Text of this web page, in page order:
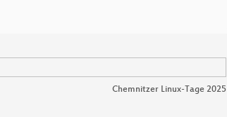
Chemnitzer Linux-Tage 2025